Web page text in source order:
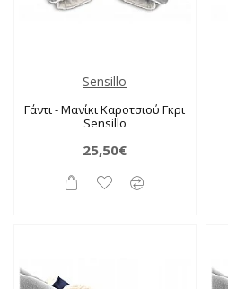
Sensillo
Γάντι - Μανίκι Καροτσιού Γκρι
Sensillo
25,50€